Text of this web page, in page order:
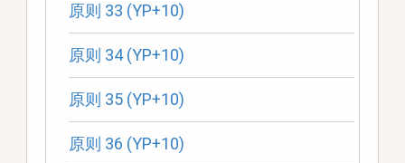
原则 33 (YP+10)
原则 34 (YP+10)
原则 35 (YP+10)
原则 36 (YP+10)